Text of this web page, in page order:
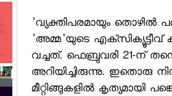
'വ്യക്തിപരമായും തൊഴില്‍
'അമ്മ'യുടെ എക്‌സിക്യൂട്ടീവ്
വച്ചത്. ഫെബ്രുവരി 21-ന്
അറിയിച്ചിരുന്നു. ഇതൊരു
മീറ്റിങ്ങുകളില്‍ കൃത്യമായി